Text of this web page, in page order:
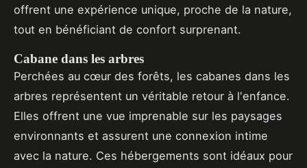
offrent une expérience unique, proche de la nature,
tout en bénéficiant de confort surprenant.
Cabane dans les arbres
Perchées au cœur des forêts, les cabanes dans les
arbres représentent un véritable retour à l'enfance.
Elles offrent une vue imprenable sur les paysages
environnants et assurent une connexion intime
avec la nature. Ces hébergements sont idéaux pour